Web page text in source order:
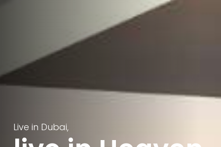
Live in Dubai,